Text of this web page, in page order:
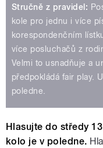
Stručně z pravidel:
kole pro jednu i více
korespondenčním
více posluchačů z
Velmi to usnadňuje a
předpokládá fair play.
poledne.
Hlasujte do středy
kolo je v poledne.